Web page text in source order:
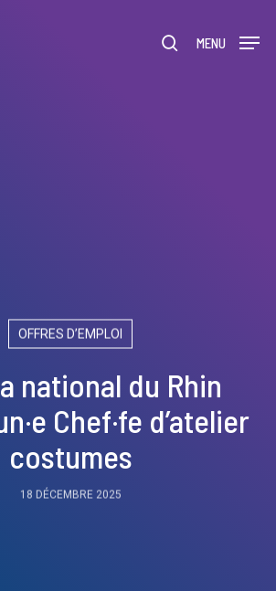
rechercher
MENU
OFFRES D’EMPLOI
national du Rhin
Chef·fe d’atelier
costumes
18 DÉCEMBRE 2025